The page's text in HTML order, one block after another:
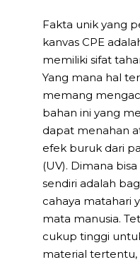
Fakta unik yang
kanvas CPE
memiliki sifat
Yang mana hal
memang
bahan ini yang
dapat menahan
efek buruk dari
(UV). Dimana
sendiri adalah
cahaya matahari
mata manusia.
cukup tinggi
material